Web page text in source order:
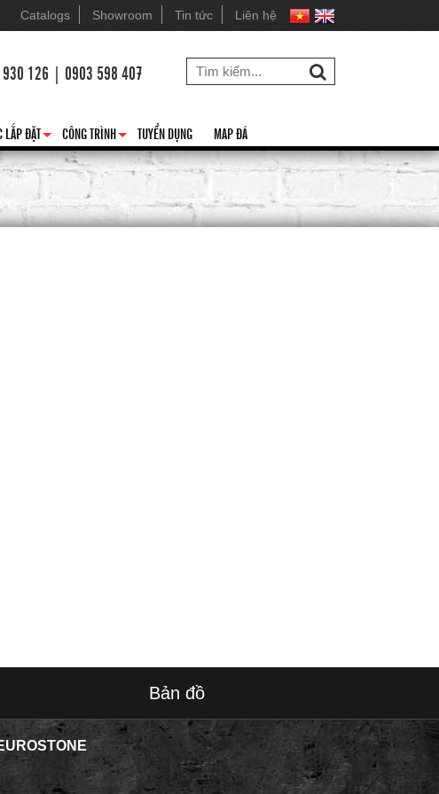
Catalogs Showroom Tin tức Liên hệ
930 126 | 0903 598 407
+
LẮP ĐẶT
+
CÔNG TRÌNH TUYỂN DỤNG MAP ĐÁ
Bản đồ